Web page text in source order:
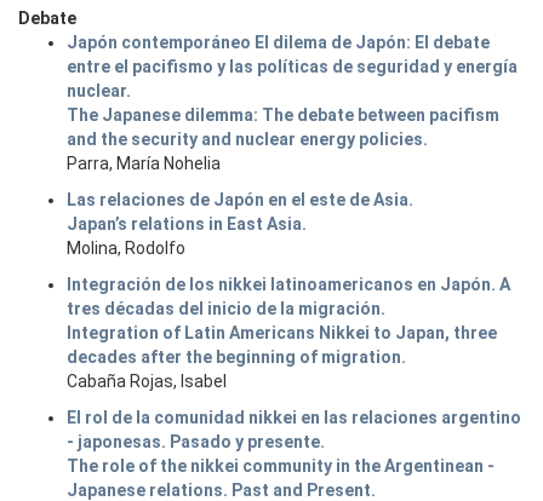
Debate
Japón contemporáneo El dilema de Japón: El debate
entre el pacifismo y las políticas de seguridad y energía
nuclear.
The Japanese dilemma: The debate between pacifism
and the security and nuclear energy policies.
Parra, María Nohelia
Las relaciones de Japón en el este de Asia.
Japan’s relations in East Asia.
Molina, Rodolfo
Integración de los nikkei latinoamericanos en Japón. A
tres décadas del inicio de la migración.
Integration of Latin Americans Nikkei to Japan, three
decades after the beginning of migration.
Cabaña Rojas, Isabel
El rol de la comunidad nikkei en las relaciones argentino
- japonesas. Pasado y presente.
The role of the nikkei community in the Argentinean -
Japanese relations. Past and Present.